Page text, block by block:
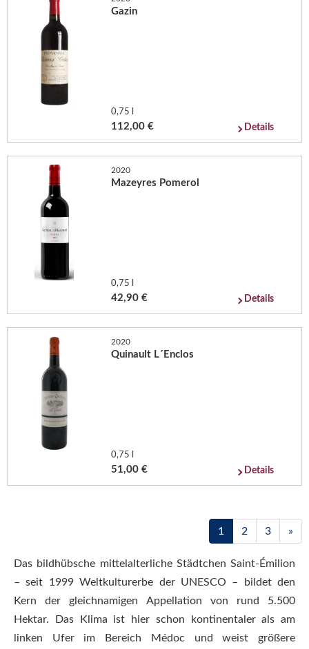
Gazin
0,75 l
112,00 € Details
2020
Mazeyres Pomerol
0,75 l
42,90 € Details
2020
Quinault L´Enclos
0,75 l
51,00 € Details
1 2 3 »
Das bildhübsche mittelalterliche Städtchen Saint-Émilion
– seit 1999 Weltkulturerbe der UNESCO – bildet den
Kern der gleichnamigen Appellation von rund 5.500
Hektar. Das Klima ist hier schon kontinentaler als am
linken Ufer im Bereich Médoc und weist größere